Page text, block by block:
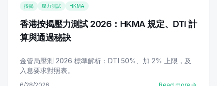
按揭 壓力測試 HKMA
香港按揭壓力測試 2026：HKMA 規定、DTI 計
算與通過秘訣
金管局壓測 2026 標準解析：DTI 50%、加 2% 上限，及
入息要求對照表。